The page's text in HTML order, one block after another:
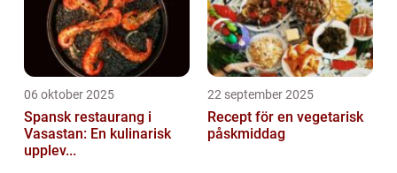
06 oktober 2025
Spansk restaurang i
Vasastan: En kulinarisk
upplev...
22 september 2025
Recept för en vegetarisk
påskmiddag